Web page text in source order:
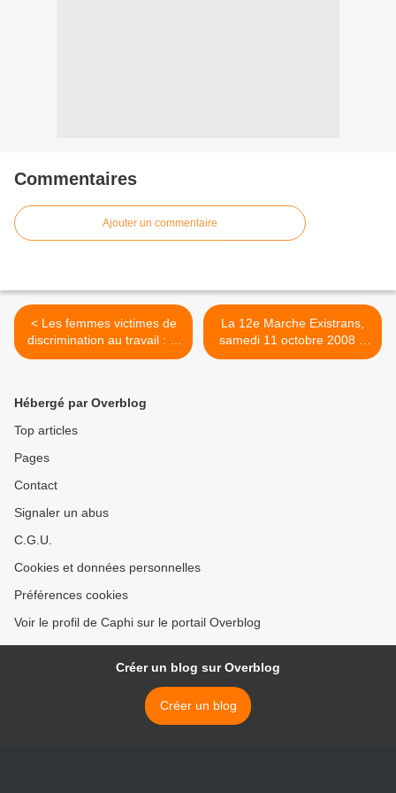
Commentaires
Ajouter un commentaire
< Les femmes victimes de
discrimination au travail : la
preuve par les transsexuels
La 12e Marche Existrans,
samedi 11 octobre 2008 à
Paris (communiqués, revue
Hébergé par Overblog
Top articles
Pages
Contact
Signaler un abus
C.G.U.
Cookies et données personnelles
Préférences cookies
Voir le profil de Caphi sur le portail Overblog
Créer un blog sur Overblog
Créer un blog